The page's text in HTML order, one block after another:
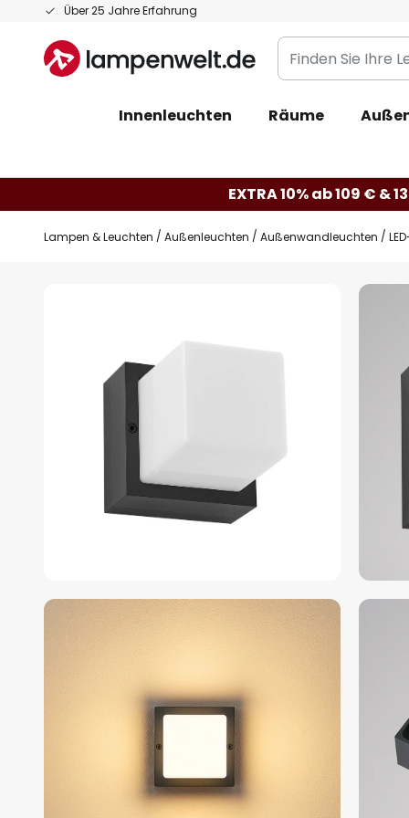
Über 25 Jahre Erfahrung
Zum
springen
Finden
Sie
Leuchte...
Innenleuchten Räume
EXTRA 10% ab 109 € &
Lampen & Leuchten Außenleuchten Außenwandleuchten
springen